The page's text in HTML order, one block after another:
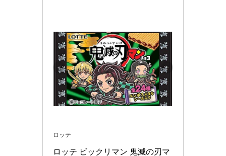
ロッテ
ロッテ ビックリマン 鬼滅の刃マ